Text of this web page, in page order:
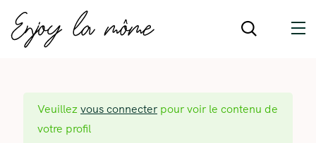
Veuillezvous connecter pour voir le contenu de
votre profil